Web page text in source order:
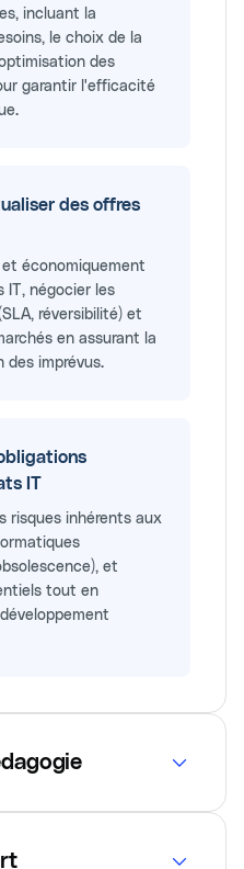
incluant la
le choix de la
des
garantir l'efficacité
des offres
économiquement
IT, négocier les
réversibilité) et
en assurant la
imprévus.
IT
risques inhérents aux
et
tout en